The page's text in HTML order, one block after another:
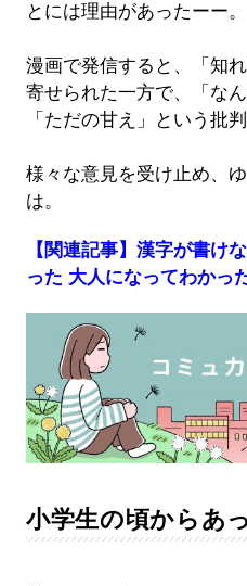
とには理由があったーー。
漫画で発信すると、「知
寄せられた一方で、「な
「ただの甘え」という批
様々な意見を受け止め、
は。
【関連記事】漢字が書け
った 大人になってわかっ
小学生の頃からあ